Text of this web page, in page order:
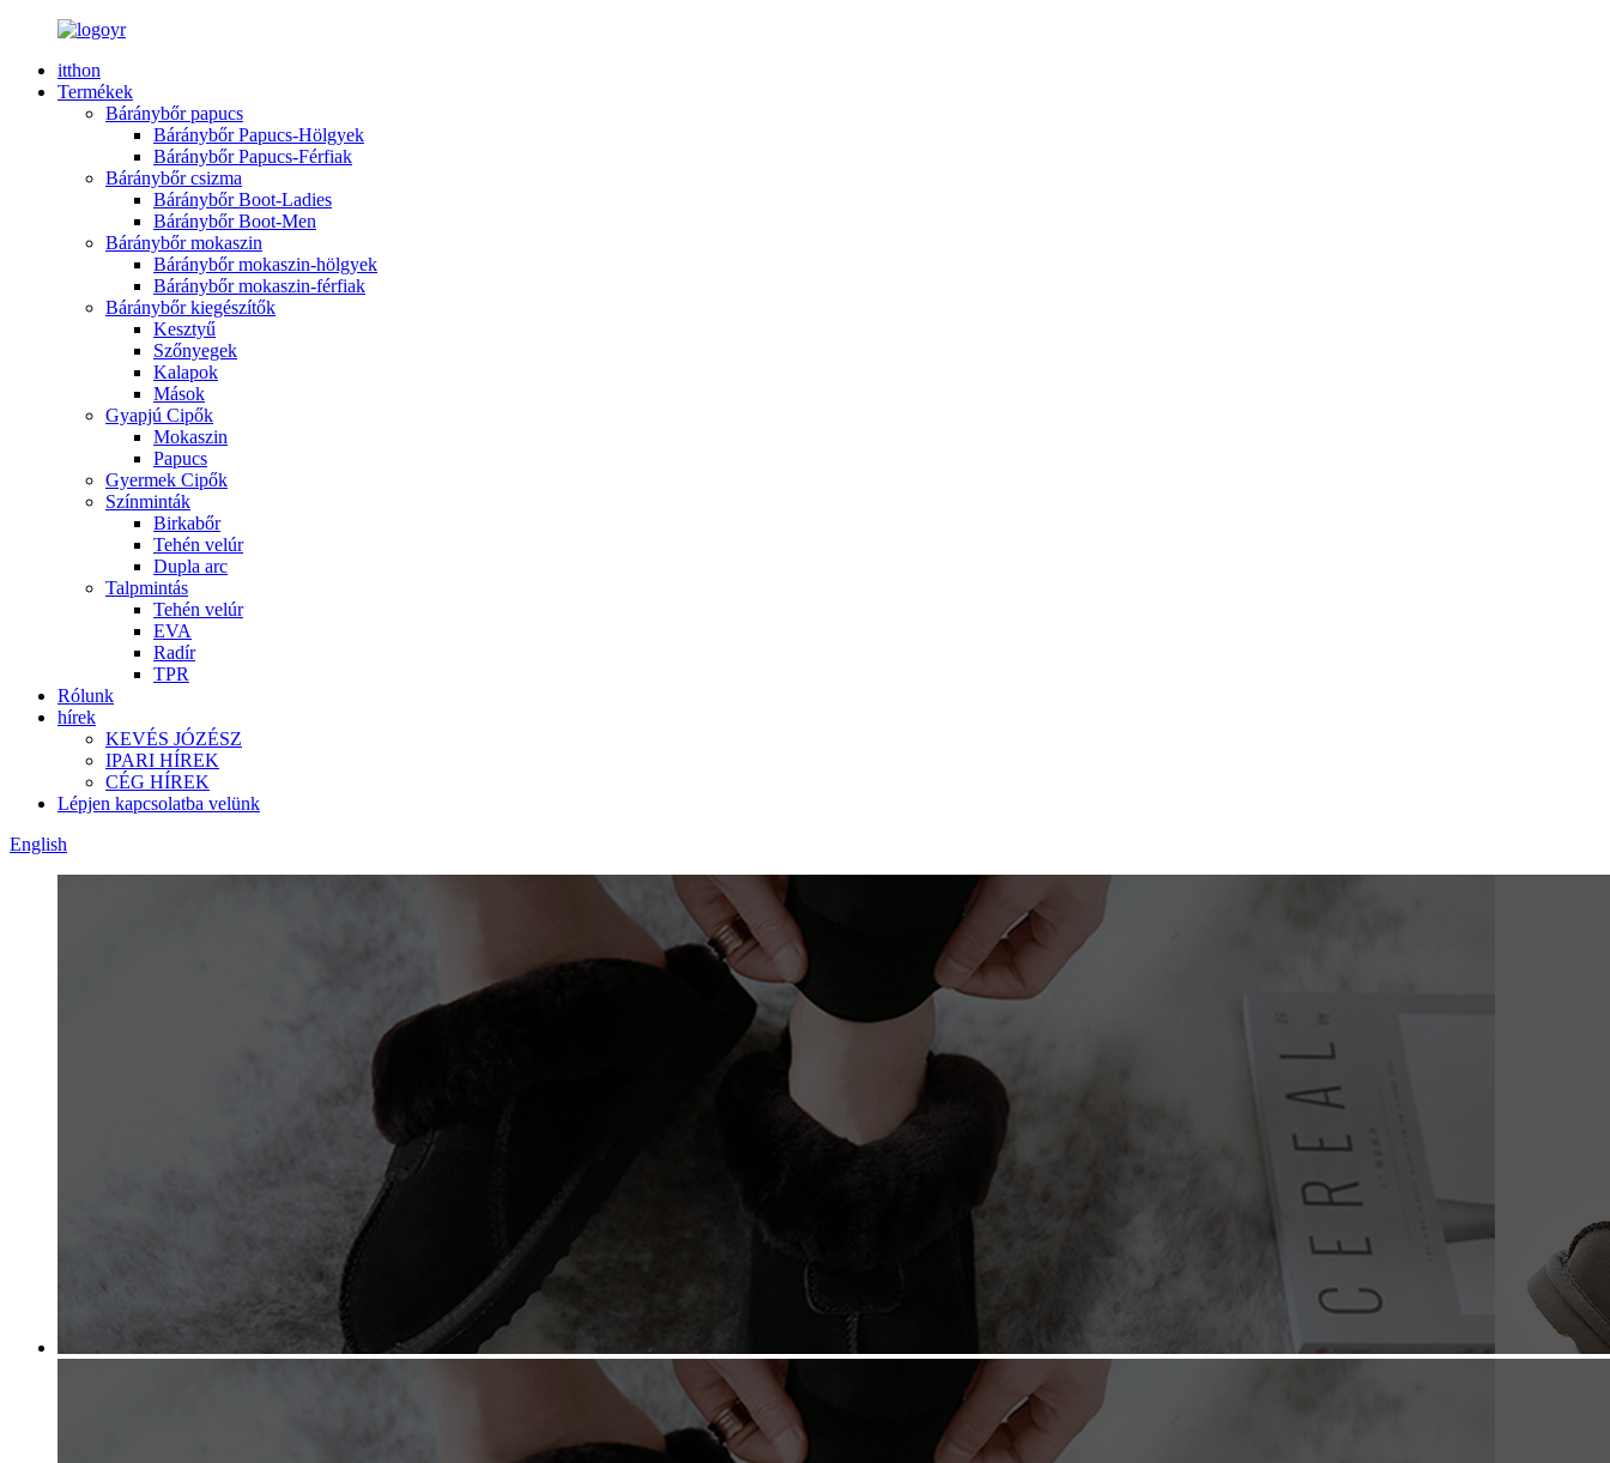
itthon
Termékek
Báránybőr papucs
Báránybőr Papucs-Hölgyek
Báránybőr Papucs-Férfiak
Báránybőr csizma
Báránybőr Boot-Ladies
Báránybőr Boot-Men
Báránybőr mokaszin
Báránybőr mokaszin-hölgyek
Báránybőr mokaszin-férfiak
Báránybőr kiegészítők
Kesztyű
Szőnyegek
Kalapok
Mások
Gyapjú Cipők
Mokaszin
Papucs
Gyermek Cipők
Színminták
Birkabőr
Tehén velúr
Dupla arc
Talpmintás
Tehén velúr
EVA
Radír
TPR
Rólunk
hírek
KEVÉS JÓZÉSZ
IPARI HÍREK
CÉG HÍREK
Lépjen kapcsolatba velünk
English